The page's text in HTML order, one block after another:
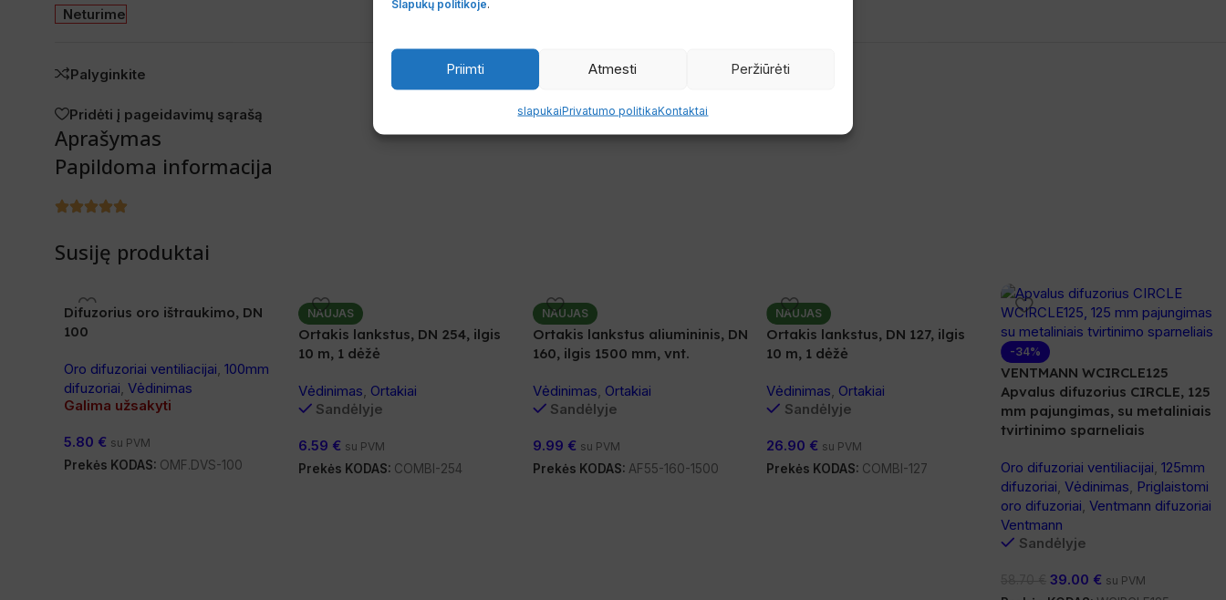
Slapukų politikoje.
Priimti Atmesti Peržiūrėti
slapukaiPrivatumo politikaKontaktai
Neturime
Palyginkite
Pridėti į pageidavimų sąrašą
Aprašymas
Papildoma informacija
Susiję produktai
Difuzorius oro ištraukimo, DN
100
Oro difuzoriai ventiliacijai, 100mm
difuzoriai, Vėdinimas
Galima užsakyti
5.80 € su PVM
Prekės KODAS: OMF.DVS-100
NAUJAS
Ortakis lankstus, DN 254, ilgis
10 m, 1 dėžė
Vėdinimas, Ortakiai
Sandėlyje
6.59 € su PVM
Prekės KODAS: COMBI-254
NAUJAS
Ortakis lankstus aliumininis, DN
160, ilgis 1500 mm, vnt.
Vėdinimas, Ortakiai
Sandėlyje
9.99 € su PVM
Prekės KODAS: AF55-160-1500
NAUJAS
Ortakis lankstus, DN 127, ilgis
10 m, 1 dėžė
Vėdinimas, Ortakiai
Sandėlyje
26.90 € su PVM
Prekės KODAS: COMBI-127
-34%
VENTMANN WCIRCLE125
Apvalus difuzorius CIRCLE, 125
mm pajungimas, su metaliniais
tvirtinimo sparneliais
Oro difuzoriai ventiliacijai, 125mm
difuzoriai, Vėdinimas, Priglaistomi
oro difuzoriai, Ventmann difuzoriai
Ventmann
Sandėlyje
39.00 € su PVM